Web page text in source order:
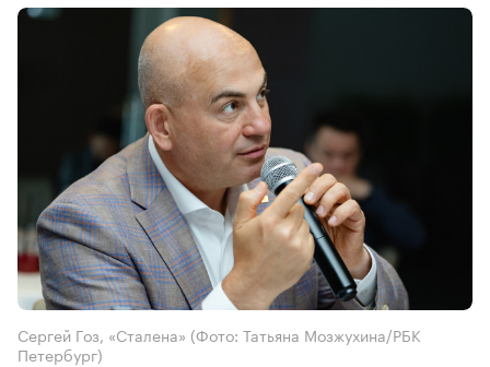
Сергей Гоз, «Сталена» (Фото: Татьяна Мозжухина/РБК
Петербург)